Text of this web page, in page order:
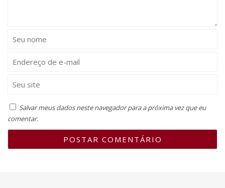
Salvar meus dados neste navegador para a próxima vez que eu
comentar.